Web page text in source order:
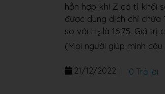
hỗn hợp khí Z có tỉ khối
được dung dịch chỉ chứa
so với H2 là 16,75. Giá trị
(Mọi người giúp mình
21/12/2022 0 Trả lời